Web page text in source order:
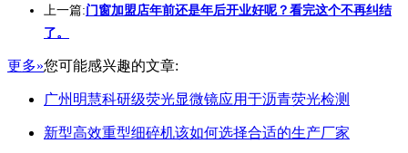
上一篇:门窗加盟店年前还是年后开业好呢？看完这个不再纠结
了。
更多»您可能感兴趣的文章:
广州明慧科研级荧光显微镜应用于沥青荧光检测
新型高效重型细碎机该如何选择合适的生产厂家